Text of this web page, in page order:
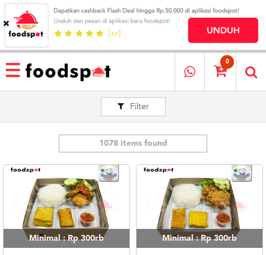
HOME
MENU
RESTAURANT
MEREKA
KATALOG
LOYALTY
PROGRAM
0
Filter
1078 items found
Minimal : Rp 300rb Minimal : Rp 300rb